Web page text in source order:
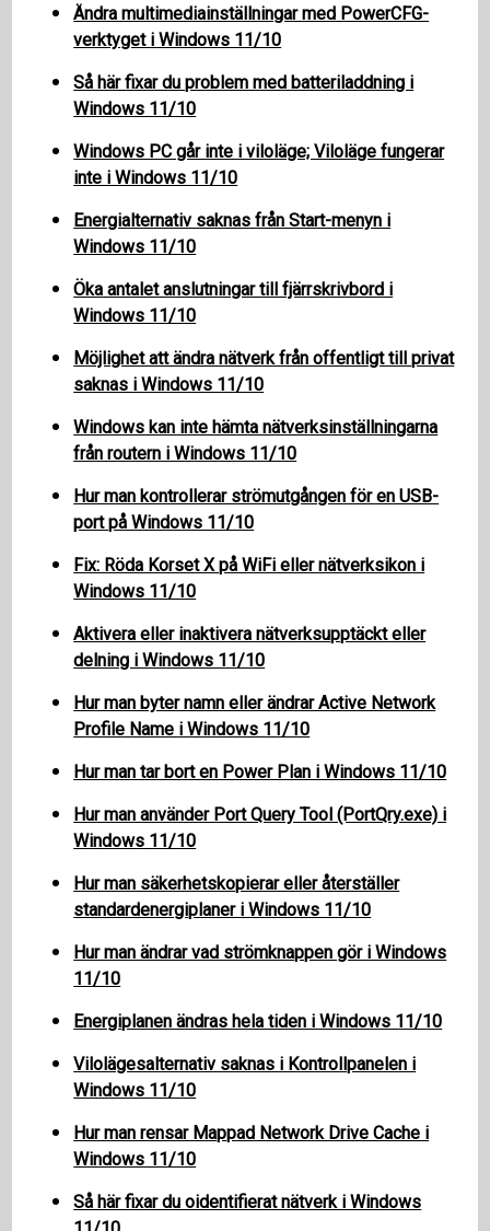
Ändra multimediainställningar med PowerCFG-
verktyget i Windows 11/10
Så här fixar du problem med batteriladdning i
Windows 11/10
Windows PC går inte i viloläge; Viloläge fungerar
inte i Windows 11/10
Energialternativ saknas från Start-menyn i
Windows 11/10
Öka antalet anslutningar till fjärrskrivbord i
Windows 11/10
Möjlighet att ändra nätverk från offentligt till privat
saknas i Windows 11/10
Windows kan inte hämta nätverksinställningarna
från routern i Windows 11/10
Hur man kontrollerar strömutgången för en USB-
port på Windows 11/10
Fix: Röda Korset X på WiFi eller nätverksikon i
Windows 11/10
Aktivera eller inaktivera nätverksupptäckt eller
delning i Windows 11/10
Hur man byter namn eller ändrar Active Network
Profile Name i Windows 11/10
Hur man tar bort en Power Plan i Windows 11/10
Hur man använder Port Query Tool (PortQry.exe) i
Windows 11/10
Hur man säkerhetskopierar eller återställer
standardenergiplaner i Windows 11/10
Hur man ändrar vad strömknappen gör i Windows
11/10
Energiplanen ändras hela tiden i Windows 11/10
Vilolägesalternativ saknas i Kontrollpanelen i
Windows 11/10
Hur man rensar Mappad Network Drive Cache i
Windows 11/10
Så här fixar du oidentifierat nätverk i Windows